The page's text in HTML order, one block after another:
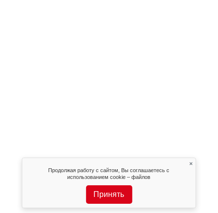
Продолжая работу с сайтом, Вы соглашаетесь с
использованием cookie – файлов
Принять
×